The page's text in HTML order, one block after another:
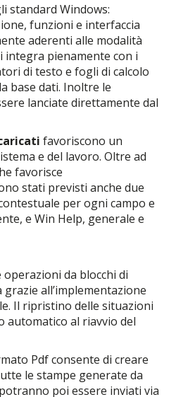
standard Windows:
funzioni e interfaccia
aderenti alle modalità
pienamente con i
di testo e fogli di calcolo
base dati. Inoltre le
lanciate direttamente dal
favoriscono un
e del lavoro. Oltre ad
favorisce
stati previsti anche due
per ogni campo e
e Win Help, generale e
da blocchi di
all’implementazione
Il ripristino delle situazioni
automatico al riavvio del
Pdf consente di creare
le stampe generate da
poi essere inviati via